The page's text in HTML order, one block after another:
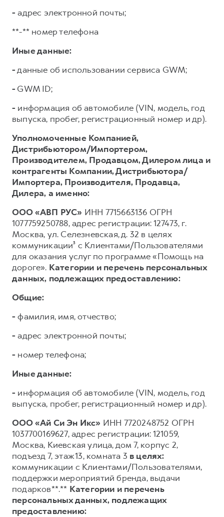
- адрес электронной почты;
**-** номер телефона
Иные данные:
-данные об использовании сервиса GWM;
- GWM ID;
- информация об автомобиле (VIN, модель, год
выпуска, пробег, регистрационный номер и др).
Уполномоченные Компанией,
Дистрибьютором/Импортером,
Производителем, Продавцом, Дилером лица и
контрагенты Компании, Дистрибьютора/
Импортера, Производителя, Продавца,
Дилера, а именно:
ООО «АВП РУС» ИНН 7715663136 ОГРН
1077759250788, адрес регистрации: 127473, г.
Москва, ул. Селезневская, д. 32 в целях
коммуникации³ с Клиентами/Пользователями
для оказания услуг по программе «Помощь на
дороге». Категории и перечень персональных
данных, подлежащих предоставлению:
Общие:
- фамилия, имя, отчество;
- адрес электронной почты;
- номер телефона;
Иные данные:
- информация об автомобиле (VIN, модель, год
выпуска, пробег, регистрационный номер и др).
ООО «Ай Си Эн Икс» ИНН 7720248752 ОГРН
1037700169627, адрес регистрации: 121059,
Москва, Киевская улица, дом 7, корпус 2,
подъезд 7, этаж 13, комната 3 в целях:
коммуникации с Клиентами/Пользователями,
поддержки мероприятий бренда, выдачи
подарков**.** Категории и перечень
персональных данных, подлежащих
предоставлению: